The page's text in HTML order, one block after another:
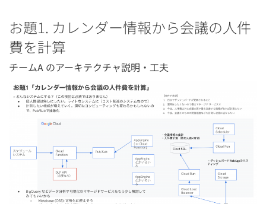
お題1. カレンダー情報から会議の人件
費を計算
チームA のアーキテクチャ説明・工夫